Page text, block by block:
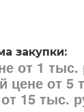
закупки:
от 1 тыс.
цене от
15 тыс.